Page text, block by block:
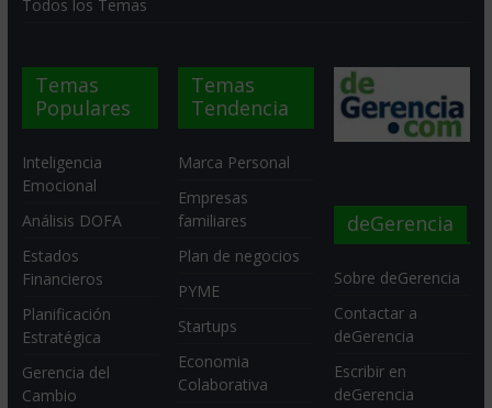
Todos los Temas
Temas
Populares
Inteligencia
Emocional
Análisis DOFA
Estados
Financieros
Planificación
Estratégica
Gerencia del
Cambio
Temas
Tendencia
Marca Personal
Empresas
familiares
Plan de negocios
PYME
Startups
Economia
Colaborativa
deGerencia
Sobre deGerencia
Contactar a
deGerencia
Escribir en
deGerencia